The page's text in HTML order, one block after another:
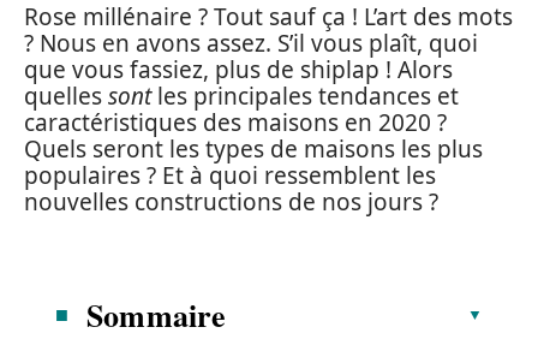
Rose millénaire ? Tout sauf ça ! L’art des mots
? Nous en avons assez. S’il vous plaît, quoi
que vous fassiez, plus de shiplap ! Alors
quellessontles principales tendances et
caractéristiques des maisons en 2020 ?
Quels seront les types de maisons les plus
populaires ? Et à quoi ressemblent les
nouvelles constructions de nos jours ?
Sommaire